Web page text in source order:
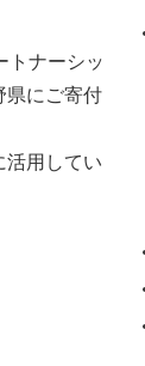
トナーシッ
県にご寄付
活用してい